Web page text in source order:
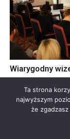
Wiarygodny
Ta strona
najwyższym
że